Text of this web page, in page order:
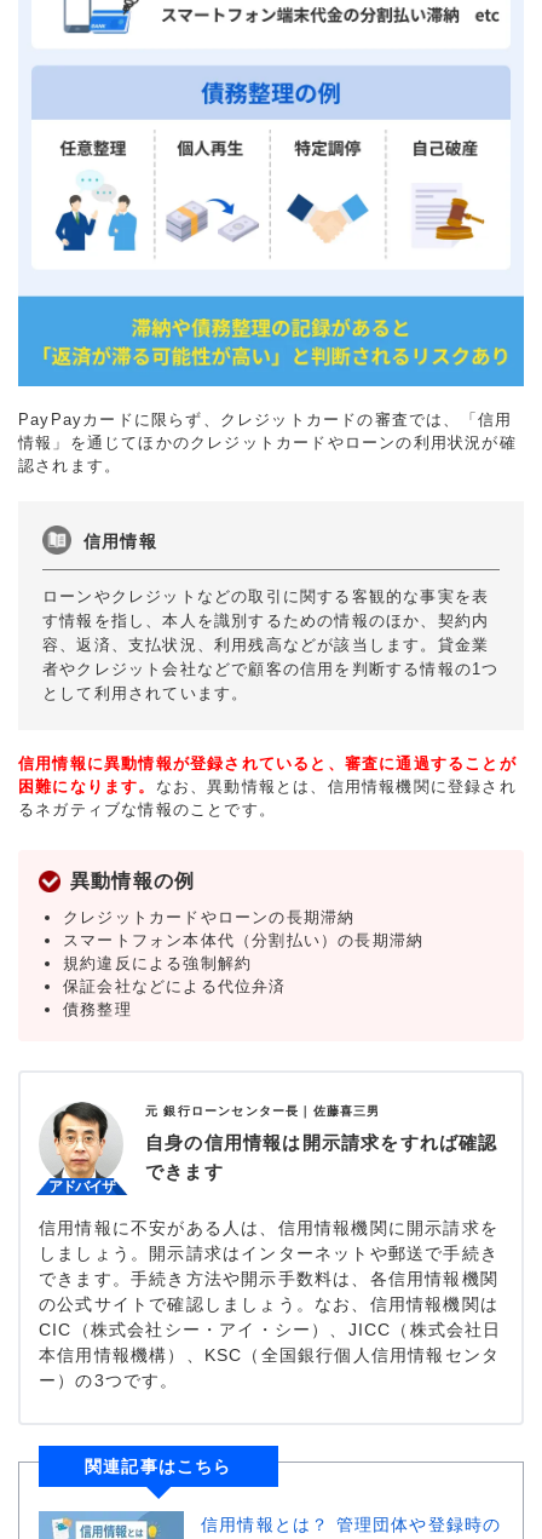
PayPayカードに限らず、クレジットカードの審査では、「信用
情報」を通じてほかのクレジットカードやローンの利用状況が確
認されます。
信用情報
ローンやクレジットなどの取引に関する客観的な事実を表
す情報を指し、本人を識別するための情報のほか、契約内
容、返済、支払状況、利用残高などが該当します。貸金業
者やクレジット会社などで顧客の信用を判断する情報の1つ
として利用されています。
信用情報に異動情報が登録されていると、審査に通過することが
困難になります。 なお、異動情報とは、信用情報機関に登録され
るネガティブな情報のことです。
異動情報の例
クレジットカードやローンの長期滞納
スマートフォン本体代（分割払い）の長期滞納
規約違反による強制解約
保証会社などによる代位弁済
債務整理
元 銀行ローンセンター長｜ 佐藤喜三男
自身の信用情報は開示請求をすれば確認
できます
信用情報に不安がある人は、信用情報機関に開示請求を
しましょう。開示請求はインターネットや郵送で手続き
できます。手続き方法や開示手数料は、各信用情報機関
の公式サイトで確認しましょう。なお、信用情報機関は
CIC（株式会社シー・アイ・シー）、JICC（株式会社日
本信用情報機構）、KSC（全国銀行個人信用情報センタ
ー）の3つです。
関連記事はこちら
信用情報とは？ 管理団体や登録時の